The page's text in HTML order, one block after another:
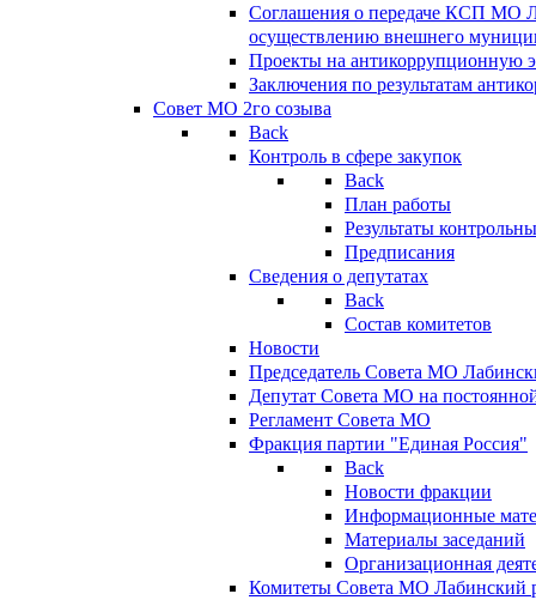
Соглашения о передаче КСП МО
осуществлению внешнего
Проекты на антикоррупционную
Заключения по результатам
Совет МО 2го созыва
Back
Контроль в сфере закупок
Back
План работы
Результаты
Предписания
Сведения о депутатах
Back
Состав комитетов
Новости
Председатель Совета МО
Депутат Совета МО на
Регламент Совета МО
Фракция партии "Единая Россия"
Back
Новости фракции
Информационные
Материалы заседаний
Организационная
Комитеты Совета МО Лабинский